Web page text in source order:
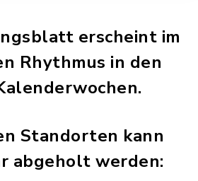
erscheint im
Rhythmus in den
Standorten kann
abgeholt werden: